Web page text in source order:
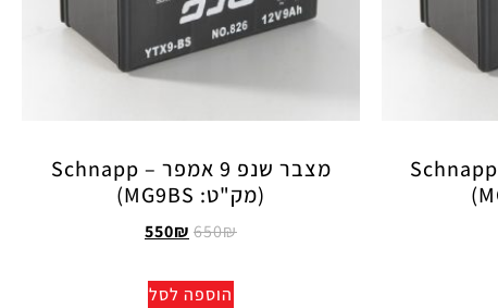
מצבר שנפ 14 אמפר- Schnapp
מצבר שנפ 9 אמפר – Schnapp
(מק"ט: MG9BS)
650₪
550₪
הוספה לסל